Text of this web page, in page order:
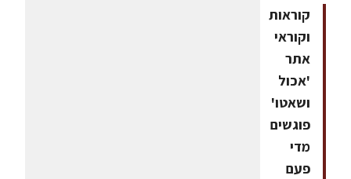
קוראות
וקוראי
אתר
'אכול
ושאטו'
פוגשים
מדי
פעם